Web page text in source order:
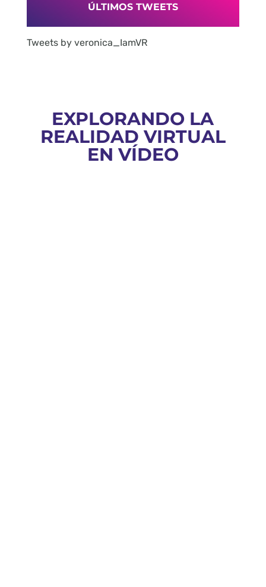
ÚLTIMOS TWEETS
Tweets by veronica_IamVR
EXPLORANDO LA
REALIDAD VIRTUAL
EN VÍDEO